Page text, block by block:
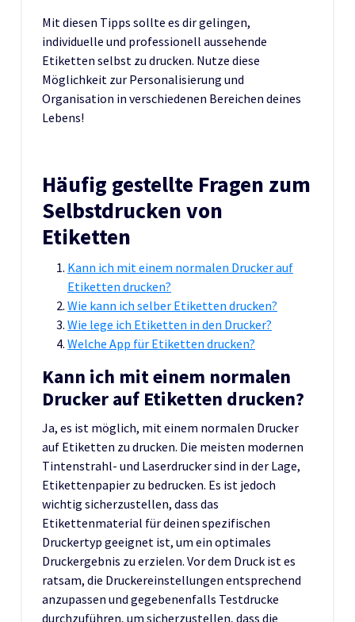
Mit diesen Tipps sollte es dir gelingen,
individuelle und professionell aussehende
Etiketten selbst zu drucken. Nutze diese
Möglichkeit zur Personalisierung und
Organisation in verschiedenen Bereichen deines
Lebens!
Häufig gestellte Fragen zum
Selbstdrucken von
Etiketten
Kann ich mit einem normalen Drucker auf
Etiketten drucken?
Wie kann ich selber Etiketten drucken?
Wie lege ich Etiketten in den Drucker?
Welche App für Etiketten drucken?
Kann ich mit einem normalen
Drucker auf Etiketten drucken?
Ja, es ist möglich, mit einem normalen Drucker
auf Etiketten zu drucken. Die meisten modernen
Tintenstrahl- und Laserdrucker sind in der Lage,
Etikettenpapier zu bedrucken. Es ist jedoch
wichtig sicherzustellen, dass das
Etikettenmaterial für deinen spezifischen
Druckertyp geeignet ist, um ein optimales
Druckergebnis zu erzielen. Vor dem Druck ist es
ratsam, die Druckereinstellungen entsprechend
anzupassen und gegebenenfalls Testdrucke
durchzuführen, um sicherzustellen, dass die